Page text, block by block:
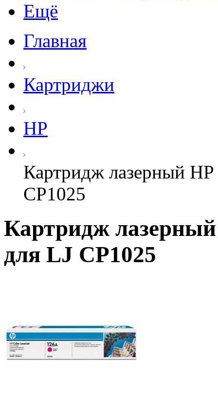
Ещё
Главная
Картриджи
HP
Картридж лазерный
CP1025
Картридж
для LJ CP1025